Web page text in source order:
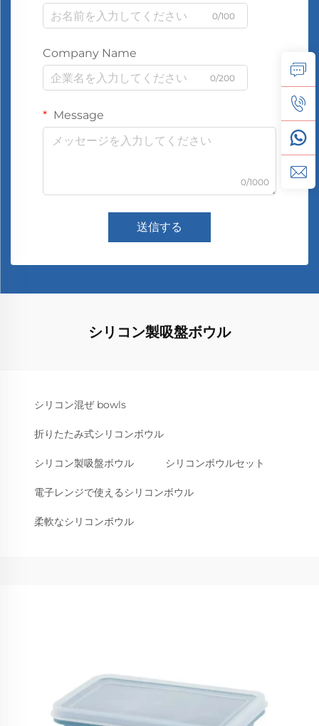
0/100
Company Name
0/200
Message
0/1000
送信する
シリコン製吸盤ボウル
シリコン混ぜ bowls
折りたたみ式シリコンボウル
シリコン製吸盤ボウル シリコンボウルセット
電子レンジで使えるシリコンボウル
柔軟なシリコンボウル